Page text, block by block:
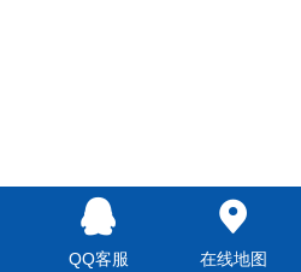
QQ客服 在线地图